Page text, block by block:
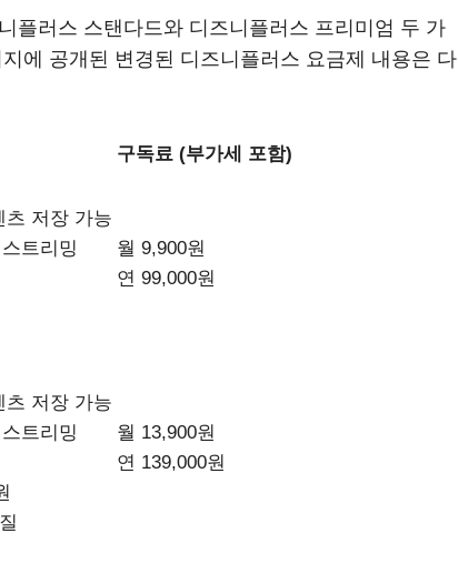
플러스 스탠다드와 디즈니플러스 프리미엄 두 가
에 공개된 변경된 디즈니플러스 요금제 내용은 다
구독료 (부가세 포함)
츠 저장 가능
트리밍
월 9,900원
연 99,000원
츠 저장 가능
트리밍
월 13,900원
연 139,000원